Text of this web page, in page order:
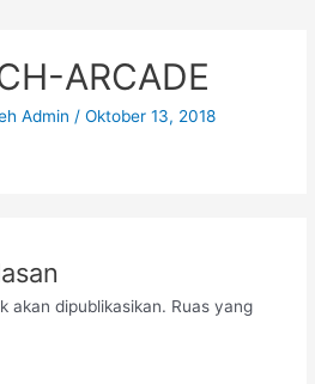
ARCADE
Admin /Oktober 13, 2018
akan dipublikasikan. Ruas yang